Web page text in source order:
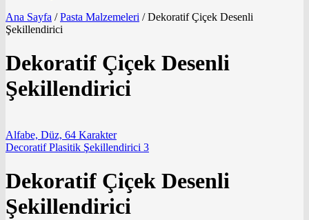
Ana Sayfa / Pasta Malzemeleri /Dekoratif Çiçek Desenli
Şekillendirici
Dekoratif Çiçek Desenli
Şekillendirici
Alfabe, Düz, 64 Karakter
Decoratif Plasitik Şekillendirici 3
Dekoratif Çiçek Desenli
Şekillendirici